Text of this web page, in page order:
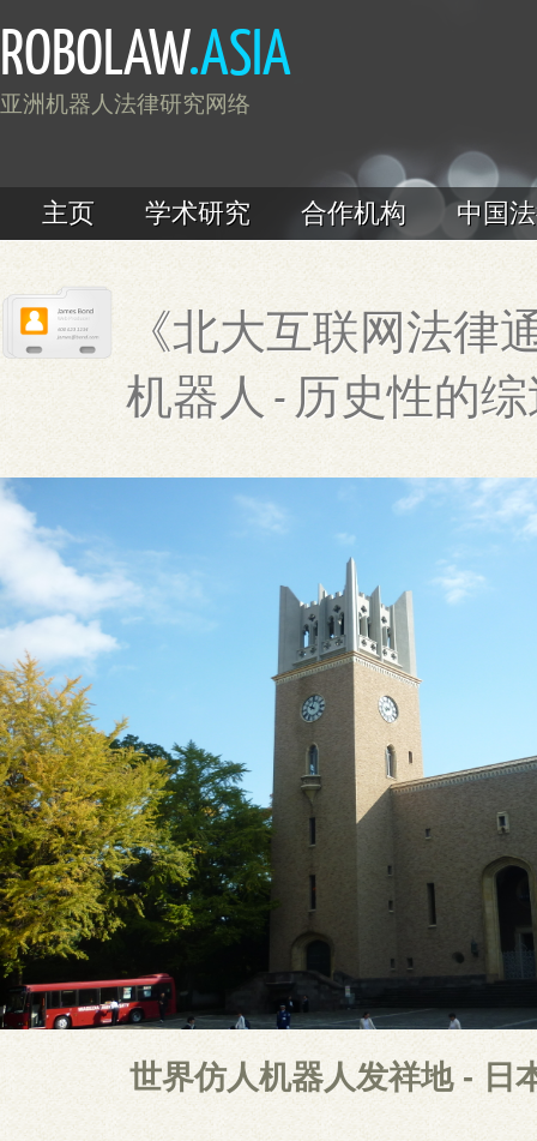
ROBOLAW.ASIA
亚洲机器人法律研究网络
主页 学术研究 合作机构 中国
《北大互联网法律
机器人 - 历史性的
世界仿人机器人发祥地 - 日